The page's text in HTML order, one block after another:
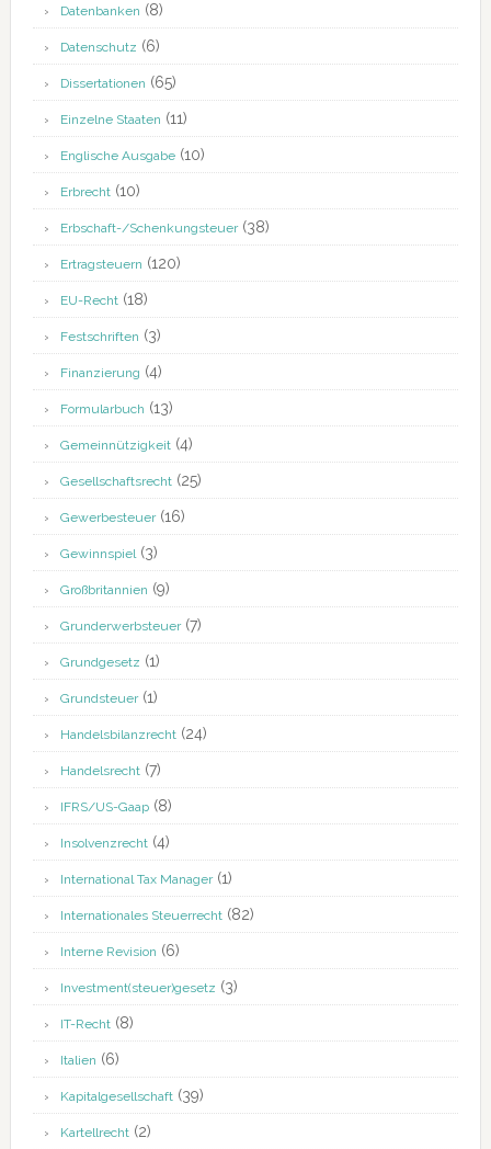
Datenbanken (8)
Datenschutz (6)
Dissertationen (65)
Einzelne Staaten (11)
Englische Ausgabe(10)
Erbrecht(10)
Erbschaft-/Schenkungsteuer(38)
Ertragsteuern (120)
EU-Recht(18)
Festschriften (3)
Finanzierung (4)
Formularbuch (13)
Gemeinnützigkeit(4)
Gesellschaftsrecht(25)
Gewerbesteuer(16)
Gewinnspiel(3)
Großbritannien (9)
Grunderwerbsteuer(7)
Grundgesetz (1)
Grundsteuer(1)
Handelsbilanzrecht(24)
Handelsrecht(7)
IFRS/US-Gaap(8)
Insolvenzrecht(4)
International Tax Manager(1)
Internationales Steuerrecht(82)
Interne Revision (6)
Investment(steuer)gesetz (3)
IT-Recht(8)
Italien (6)
Kapitalgesellschaft(39)
Kartellrecht(2)